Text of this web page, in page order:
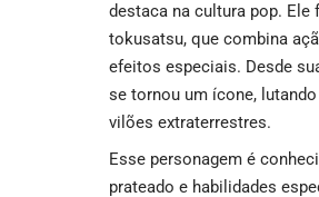
destaca na cultura pop. Ele
tokusatsu, que combina
efeitos especiais. Desde
se tornou um ícone,
vilões extraterrestres.
Esse personagem é
prateado e habilidades